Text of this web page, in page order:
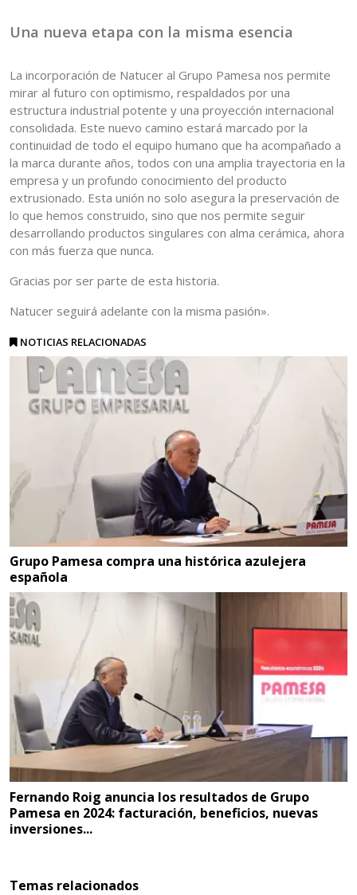
Una nueva etapa con la misma esencia
La incorporación de Natucer al Grupo Pamesa nos permite
mirar al futuro con optimismo, respaldados por una
estructura industrial potente y una proyección internacional
consolidada. Este nuevo camino estará marcado por la
continuidad de todo el equipo humano que ha acompañado a
la marca durante años, todos con una amplia trayectoria en la
empresa y un profundo conocimiento del producto
extrusionado. Esta unión no solo asegura la preservación de
lo que hemos construido, sino que nos permite seguir
desarrollando productos singulares con alma cerámica, ahora
con más fuerza que nunca.
Gracias por ser parte de esta historia.
Natucer seguirá adelante con la misma pasión».
NOTICIAS RELACIONADAS
Grupo Pamesa compra una histórica azulejera
española
Fernando Roig anuncia los resultados de Grupo
Pamesa en 2024: facturación, beneficios, nuevas
inversiones...
Temas relacionados